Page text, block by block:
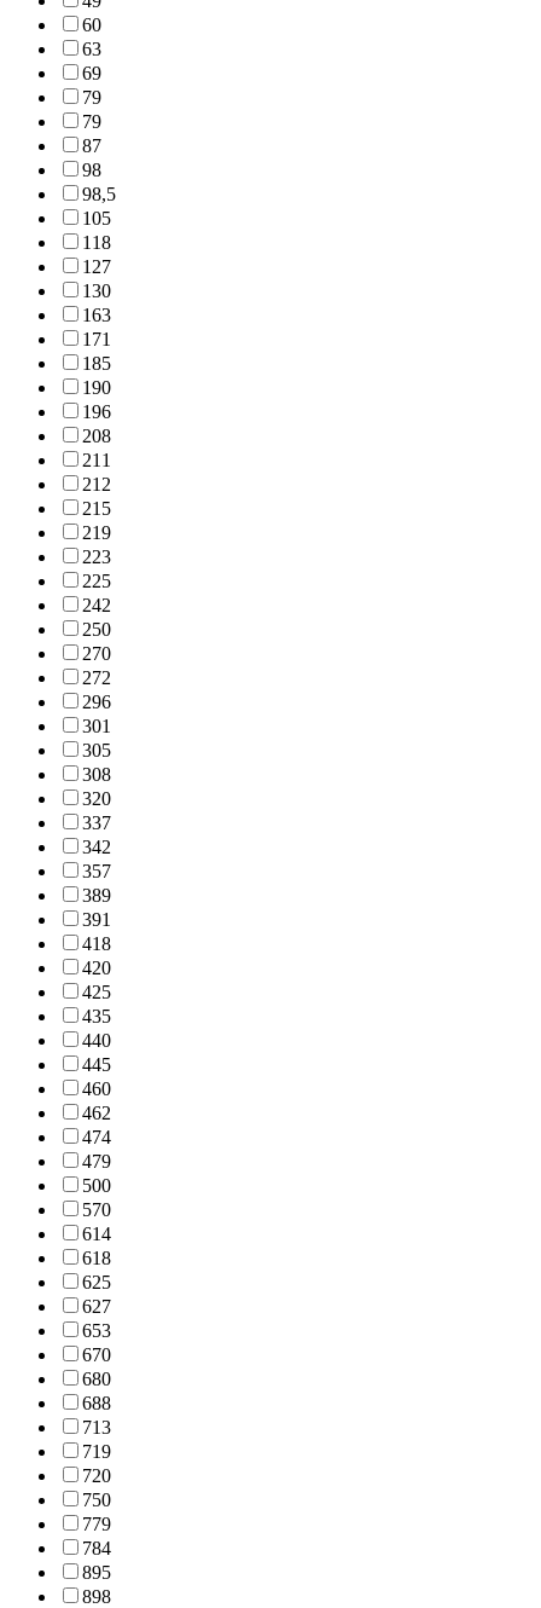
60
63
69
79
79
87
98
98,5
105
118
127
130
163
171
185
190
196
208
211
212
215
219
223
225
242
250
270
272
296
301
305
308
320
337
342
357
389
391
418
420
425
435
440
445
460
462
474
479
500
570
614
618
625
627
653
670
680
688
713
719
720
750
779
784
895
898